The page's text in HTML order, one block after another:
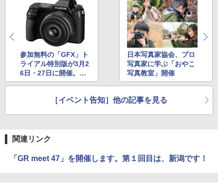
参加無料の「GFX」ト
ライアル特別版が3月2
6日・27日に開催。ポ
ートレート撮影体験も
日本写真家協会、プロ
写真家に学ぶ「おやこ
写真教室」開催
［イベント告知］他の記事を見る
関連リンク
「GR meet 47」を開催します。第１回目は、新潟です！